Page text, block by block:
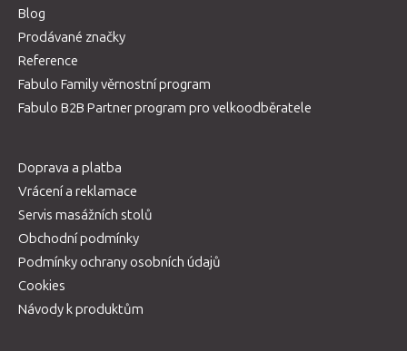
Blog
Prodávané značky
Reference
Fabulo Family věrnostní program
Fabulo B2B Partner program pro velkoodběratele
Doprava a platba
Vrácení a reklamace
Servis masážních stolů
Obchodní podmínky
Podmínky ochrany osobních údajů
Cookies
Návody k produktům